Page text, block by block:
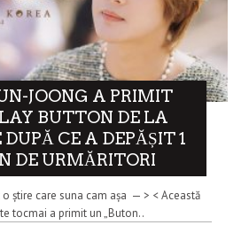
JOONG A PRIMIT
BUTTON DE LA
CE A DEPĂȘIT 1
DE URMĂRITORI
o știre care suna cam așa — > < Această
tocmai a primit un „Buton..